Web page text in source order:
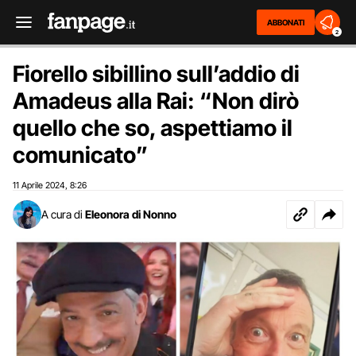
ABBONATI
2
Fiorello sibillino sull’addio di
Amadeus alla Rai: “Non dirò
quello che so, aspettiamo il
comunicato”
11 Aprile 2024 8:26
A cura di Eleonora di Nonno